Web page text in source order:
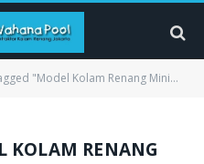
"Model Kolam Renang Minimalis"
KOLAM RENANG